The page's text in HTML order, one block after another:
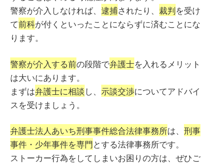
警察が介入しなければ、逮捕されたり、裁判を受け
て前科が付くといったことにならずに済むことにな
ります。
警察が介入する前の段階で弁護士を入れるメリット
は大いにあります。
まずは弁護士に相談し、 示談交渉についてアドバイ
スを受けましょう。
弁護士法人あいち刑事事件総合法律事務所は、刑事
事件・少年事件を専門とする法律事務所です。
ストーカー行為をしてしまいお困りの方は、ぜひご